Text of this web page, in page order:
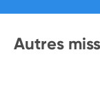
Autres